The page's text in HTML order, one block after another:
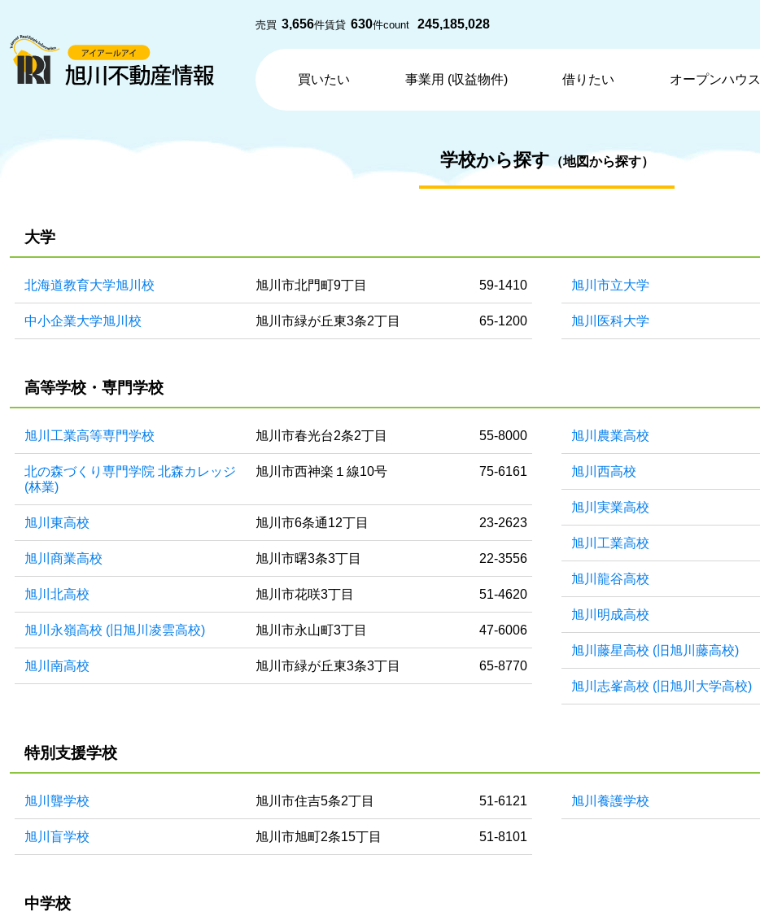
売買 3,656件賃貸 630件count 245,185,028
買いたい 事業用 (収益物件) 借りたい オープンハウス
学校から探す （地図から探す）
大学
北海道教育大学旭川校 旭川市北門町9丁目 59-1410
中小企業大学旭川校 旭川市緑が丘東3条2丁目 65-1200
旭川市立大学
旭川医科大学
高等学校・専門学校
旭川工業高等専門学校 旭川市春光台2条2丁目 55-8000
北の森づくり専門学院 北森カレッジ
(林業)
旭川市西神楽１線10号 75-6161
旭川東高校 旭川市6条通12丁目 23-2623
旭川商業高校 旭川市曙3条3丁目 22-3556
旭川北高校 旭川市花咲3丁目 51-4620
旭川永嶺高校 (旧旭川凌雲高校) 旭川市永山町3丁目 47-6006
旭川南高校 旭川市緑が丘東3条3丁目 65-8770
旭川農業高校
旭川西高校
旭川実業高校
旭川工業高校
旭川龍谷高校
旭川明成高校
旭川藤星高校 (旧旭川藤高校)
旭川志峯高校 (旧旭川大学高校)
特別支援学校
旭川聾学校 旭川市住吉5条2丁目 51-6121
旭川盲学校 旭川市旭町2条15丁目 51-8101
旭川養護学校
中学校